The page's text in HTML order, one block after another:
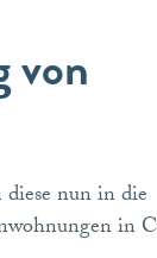
von
nun in die
in